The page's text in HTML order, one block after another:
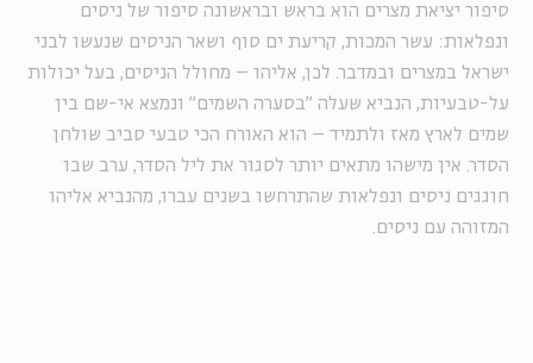
סיפור יציאת מצרים הוא בראש ובראשונה סיפור של ניסים
ונפלאות: עשר המכות, קריעת ים סוף ושאר הניסים שנעשו לבני
ישראל במצרים ובמדבר. לכן, אליהו – מחולל הניסים, בעל יכולות
על-טבעיות, הנביא שעלה "בסערה השמים" ונמצא אי-שם בין
שמים לארץ מאז ולתמיד – הוא האורח הכי טבעי סביב שולחן
הסדר. אין מישהו מתאים יותר לסגור את ליל הסדר, ערב שבו
חוגגים ניסים ונפלאות שהתרחשו בשנים עברו, מהנביא אליהו
המזוהה עם ניסים.